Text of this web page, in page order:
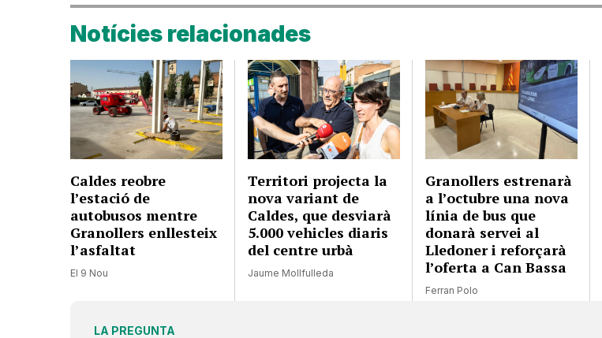
Notícies relacionades
Caldes reobre
l’estació de
autobusos mentre
Granollers enllesteix
l’asfaltat
El 9 Nou
Territori projecta la
nova variant de
Caldes, que desviarà
5.000 vehicles diaris
del centre urbà
Jaume Mollfulleda
Granollers estrenarà
a l’octubre una nova
línia de bus que
donarà servei al
Lledoner i reforçarà
l’oferta a Can Bassa
Ferran Polo
LA PREGUNTA